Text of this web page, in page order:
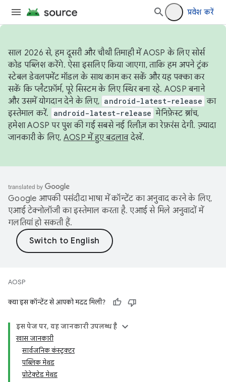
प्रवेश करें
साल 2026 से, हम दूसरी और चौथी तिमाही में AOSP के लिए सोर्स
कोड पब्लिश करेंगे. ऐसा इसलिए किया जाएगा, ताकि हम अपने ट्रंक
स्टेबल डेवलपमेंट मॉडल के साथ काम कर सकें और यह पक्का कर
सकें कि प्लैटफ़ॉर्म, पूरे सिस्टम के लिए स्थिर बना रहे. AOSP बनाने
और उसमें योगदान देने के लिए, android-latest-release का
इस्तेमाल करें.
android-latest-release मेनिफ़ेस्ट ब्रांच,
हमेशा AOSP पर पुश की गई सबसे नई रिलीज़ का रेफ़रंस देगी. ज़्यादा
जानकारी के लिए, AOSP में हुए बदलावदेखें.
Google आपकी पसंदीदा भाषा में कॉन्टेंट का अनुवाद करने के लिए,
एआई टेक्नोलॉजी का इस्तेमाल करता है. एआई से मिले अनुवादों में
गलतियां हो सकती हैं.
AOSP
क्या इस कॉन्टेंट से आपको मदद मिली?
इस पेज पर, यह जानकारी उपलब्ध है
खास जानकारी
सार्वजनिक कंस्ट्रक्टर
पब्लिक मेथड
प्रोटेक्टेड मेथड